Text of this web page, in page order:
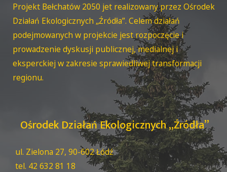
Projekt Bełchatów 2050 jet realizowany przez Ośrodek
Działań Ekologicznych „Źródła”. Celem działań
podejmowanych w projekcie jest rozpoczęcie i
prowadzenie dyskusji publicznej, medialnej i
eksperckiej w zakresie sprawiedliwej transformacji
regionu.
Ośrodek Działań Ekologicznych „Źródła”
ul. Zielona 27, 90-602 Łódź
tel. 42 632 81 18